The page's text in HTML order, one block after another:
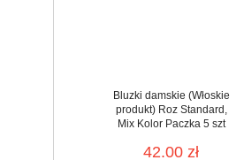
Bluzki damskie (Włoskie
produkt) Roz Standard,
Mix Kolor Paczka 5 szt
42.00 zł